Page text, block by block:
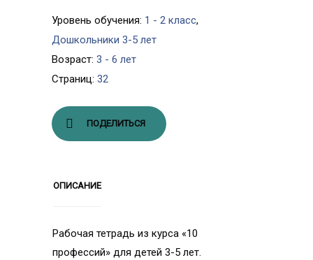
Уровень обучения: 1 - 2 класс,
Дошкольники 3-5 лет
Возраст: 3 - 6 лет
Страниц: 32
ПОДЕЛИТЬСЯ
ОПИСАНИЕ
Рабочая тетрадь из курса «10
профессий» для детей 3-5 лет.